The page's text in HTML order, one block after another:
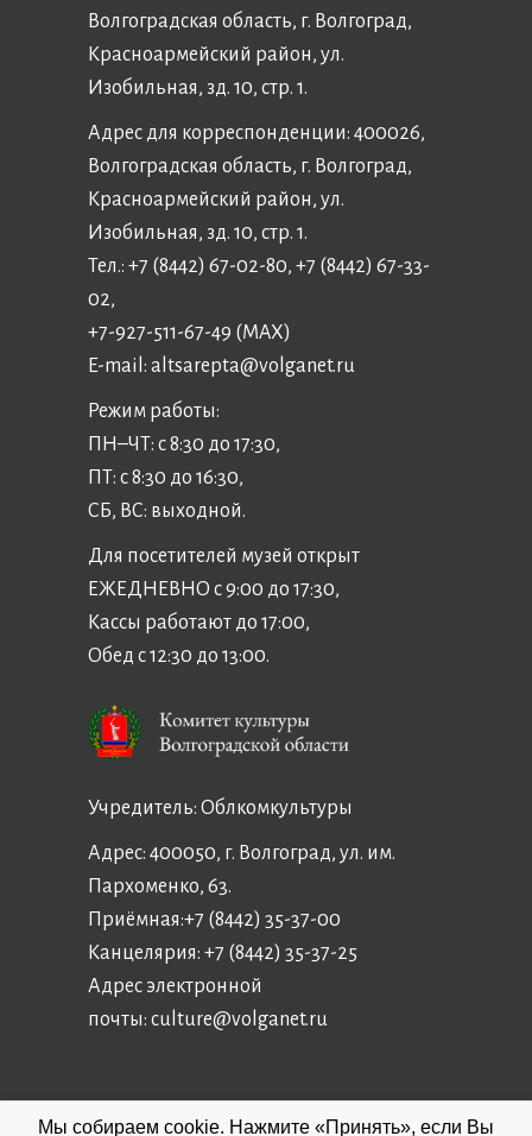
Волгоградская область, г. Волгоград,
Красноармейский район, ул.
Изобильная, зд. 10, стр. 1.
Адрес для корреспонденции: 400026,
Волгоградская область, г. Волгоград,
Красноармейский район, ул.
Изобильная, зд. 10, стр. 1.
Тел.: +7 (8442) 67-02-80, +7 (8442) 67-33-
02,
+7-927-511-67-49 (MAX)
E-mail: altsarepta@volganet.ru
Режим работы:
ПН–ЧТ: с 8:30 до 17:30,
ПТ: с 8:30 до 16:30,
СБ, ВС: выходной.
Для посетителей музей открыт
ЕЖЕДНЕВНО с 9:00 до 17:30,
Кассы работают до 17:00,
Обед с 12:30 до 13:00.
Учредитель: Облкомкультуры
Адрес: 400050, г. Волгоград, ул. им.
Пархоменко, 63.
Приёмная:+7 (8442) 35-37-00
Канцелярия: +7 (8442) 35-37-25
Адрес электронной
почты: culture@volganet.ru
Мы собираем cookie. Нажмите «Принять», если Вы